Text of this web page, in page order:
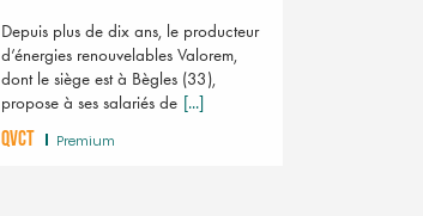
Depuis plus de dix ans, le producteur
d’énergies renouvelables Valorem,
dont le siège est à Bègles (33),
propose à ses salariés de [...]
QVCT Premium